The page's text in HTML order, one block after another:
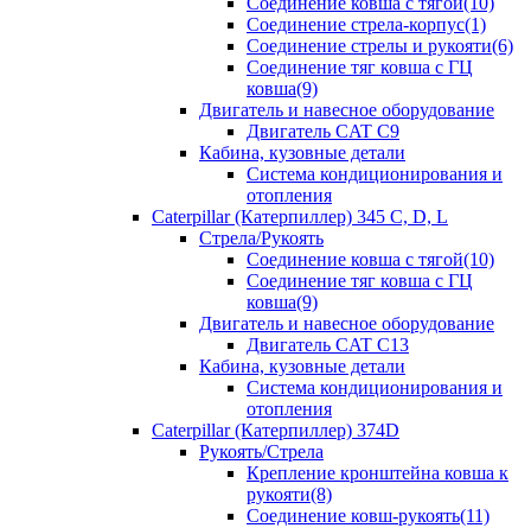
Соединение стрела-корпус(1)
Соединение стрелы и рукояти(6)
Соединение тяг ковша с ГЦ
ковша(9)
Двигатель и навесное оборудование
Двигатель CAT C9
Кабина, кузовные детали
Система кондиционирования и
отопления
Caterpillar (Катерпиллер) 345 C, D, L
Стрела/Рукоять
Соединение ковша с тягой(10)
Соединение тяг ковша с ГЦ
ковша(9)
Двигатель и навесное оборудование
Двигатель CAT C13
Кабина, кузовные детали
Система кондиционирования и
отопления
Caterpillar (Катерпиллер) 374D
Рукоять/Стрела
Крепление кронштейна ковша к
рукояти(8)
Соединение ковш-рукоять(11)